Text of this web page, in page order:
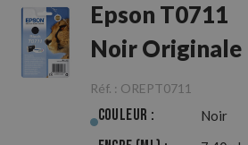
Epson T0711
Noir Originale
Réf. : OREPT0711
Couleur : Noir